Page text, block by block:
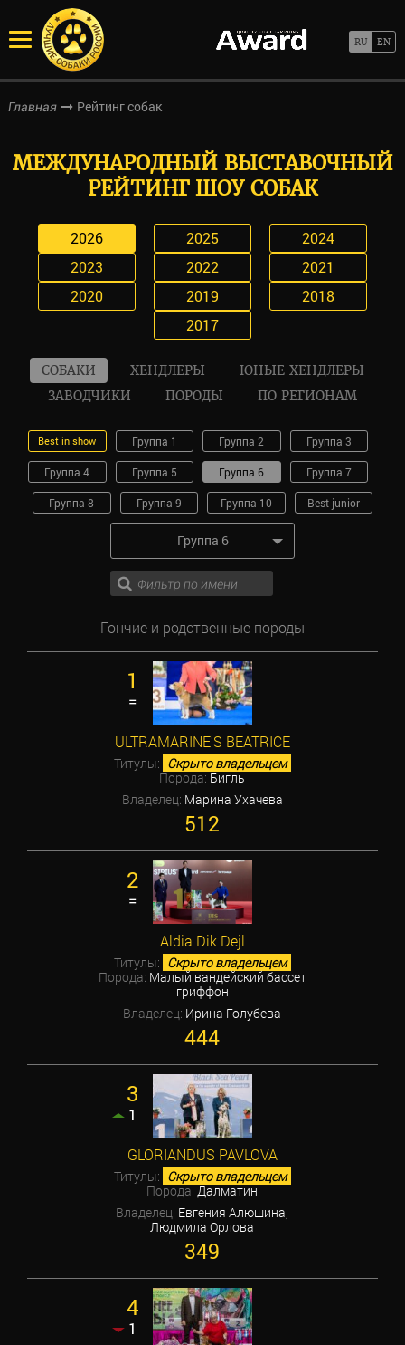
Главная Рейтинг собак
МЕЖДУНАРОДНЫЙ ВЫСТАВОЧНЫЙ
РЕЙТИНГ ШОУ СОБАК
2026 2025
2024
2023
2022
2021
2020
2019
2018
2017
СОБАКИ ХЕНДЛЕРЫ
ЮНЫЕ ХЕНДЛЕРЫ
ЗАВОДЧИКИ
ПОРОДЫ ПО РЕГИОНАМ
Best in show Группа 1 Группа 2 Группа 3
Группа 4 Группа 5 Группа 6 Группа 7
Группа 8 Группа 9 Группа 10 Best junior
Группа 6
Гончие и родственные породы
1
=
ULTRAMARINE'S BEATRICE
Титулы: Скрыто владельцем
Порода:Бигль
Владелец: Марина Ухачева
512
2
=
Aldia Dik Dejl
Титулы: Скрыто владельцем
Порода: Малый вандейский бассет
гриффон
Владелец: Ирина Голубева
444
3
1
GLORIANDUS PAVLOVA
Титулы: Скрыто владельцем
Порода:Далматин
Владелец: Евгения Алюшина,
Людмила Орлова
349
4
1